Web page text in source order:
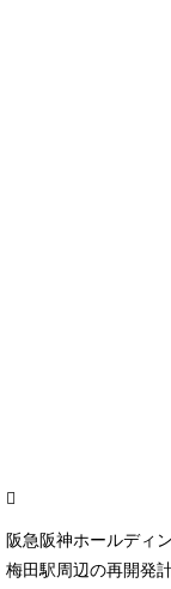
阪急阪神ホールディ
梅田駅周辺の再開発